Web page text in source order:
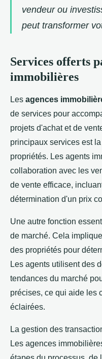
vendeur ou
peut transformer
Services offerts
immobilières
Les agences
de services pour
projets d'achat et de
principaux services est
propriétés. Les agents
collaboration avec les
de vente efficace,
détermination d'un prix
Une autre fonction
de marché. Cela
des propriétés pour
Les agents utilisent des
tendances du marché
précises, ce qui aide les
éclairées.
La gestion des
Les agences